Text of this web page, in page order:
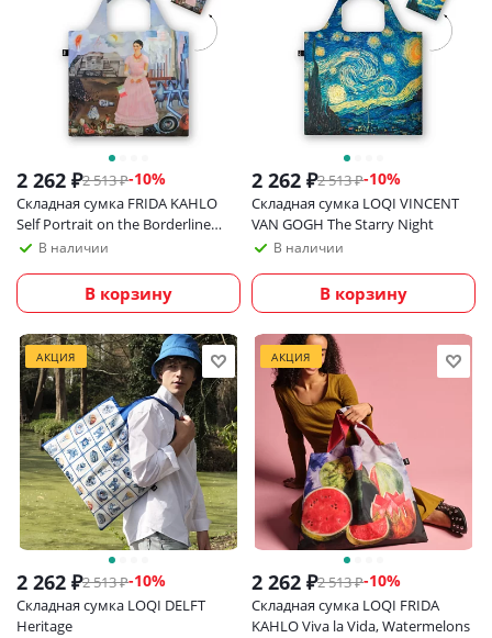
2 262 ₽2 513₽-10%
Складная сумка FRIDA KAHLO
Self Portrait on the Borderline
between Mexico and the USA
В наличии
В корзину
2 262 ₽2 513₽-10%
Складная сумка LOQI VINCENT
VAN GOGH The Starry Night
В наличии
В корзину
АКЦИЯ
2 262 ₽2 513₽-10%
Складная сумка LOQI DELFT
Heritage
АКЦИЯ
2 262 ₽2 513₽-10%
Складная сумка LOQI FRIDA
KAHLO Viva la Vida, Watermelons